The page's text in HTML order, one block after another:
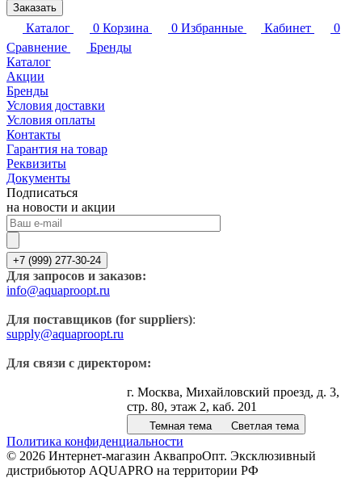
Заказать
Каталог 0 Корзина 0 Избранные Кабинет
0
Сравнение
Бренды
Каталог
Акции
Бренды
Условия доставки
Условия оплаты
Контакты
Гарантия на товар
Реквизиты
Документы
Подписаться
на новости и акции
+7 (999) 277-30-24
Для запросов и заказов:
info@aquaproopt.ru
Для поставщиков (for suppliers):
supply@aquaproopt.ru
Для связи с директором:
г. Москва, Михайловский проезд, д. 3,
стр. 80, этаж 2, каб. 201
Темная тема Светлая тема
Политика конфиденциальности
© 2026 Интернет-магазин АквапроОпт. Эксклюзивный
дистрибьютор AQUAPRO на территории РФ